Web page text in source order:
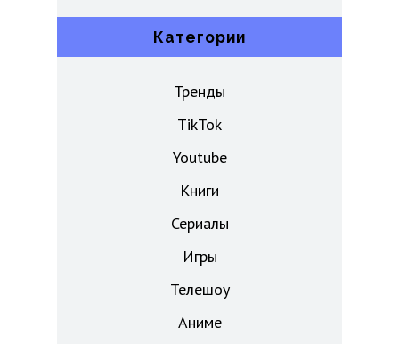
Категории
Тренды
TikTok
Youtube
Книги
Сериалы
Игры
Телешоу
Аниме